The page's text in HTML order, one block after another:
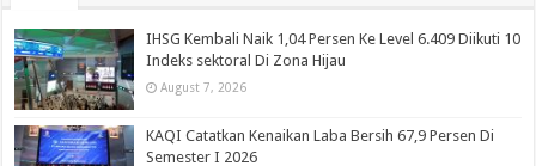
IHSG Kembali Naik 1,04 Persen Ke Level 6.409 Diikuti 10
Indeks sektoral Di Zona Hijau
August 7, 2026
KAQI Catatkan Kenaikan Laba Bersih 67,9 Persen Di
Semester I 2026